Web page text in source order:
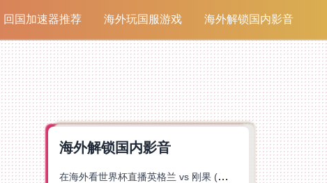
回国加速器推荐 海外玩国服游戏 海外解锁国内影音
海外解锁国内影音
在海外看世界杯直播英格兰 vs 刚果 (金)当前地区不可播放？这篇指南帮你突破所有限制